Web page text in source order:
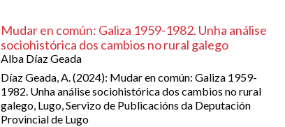
Mudar en común: Galiza 1959-1982. Unha análise
sociohistórica dos cambios no rural galego
Alba Díaz Geada
Díaz Geada, A. (2024): Mudar en común: Galiza 1959-
1982. Unha análise sociohistórica dos cambios no rural
galego, Lugo, Servizo de Publicacións da Deputación
Provincial de Lugo